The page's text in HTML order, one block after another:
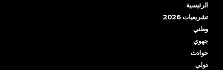
الرئيسية
تشريعيات 2026
وطني
جهوي
حوادث
دولي